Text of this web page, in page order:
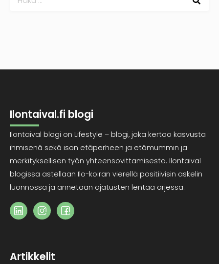
Ilontaival.fi blogi
Ilontaival blogi on Lifestyle – blogi, joka kertoo kasvusta
ihmisenä sekä ison etäperheen ja etämummin ja
merkityksellisen työn yhteensovittamisesta. Ilontaival
blogissa astellaan Ilo-koiran vierellä positiivisin askelin
luonnossa ja annetaan ajatusten lentää arjessa.
Artikkelit